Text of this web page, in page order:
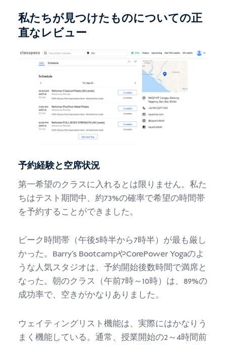
私たちが見つけたものについての正
直なレビュー
予約経験と空席状況
第一希望のクラスに入れるとは限りません。私た
ちはテスト期間中、約73%の確率で希望の時間帯
を予約することができました。
ピーク時間帯（午後5時半から7時半）が最も厳し
かった。Barry's BootcampやCorePower Yogaのよ
うな人気スタジオは、予約開始後数時間で満席と
なった。朝のクラス（午前7時～10時）は、89%の
成功率で、空きがかなりありました。
ウェイティングリスト機能は、実際にはかなりう
まく機能している。通常、授業開始の2～4時間前